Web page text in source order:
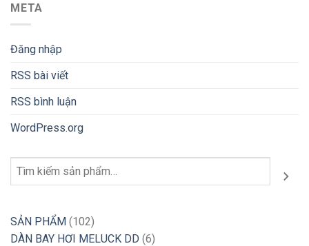
META
Đăng nhập
RSS bài viết
RSS bình luận
WordPress.org
Tìm
SẢN PHẨM 102102
sản
DÀN BAY HƠI MELUCK DD 66